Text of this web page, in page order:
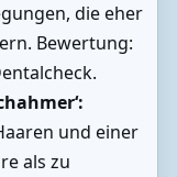
die eher
Bewertung:
und einer
als zu